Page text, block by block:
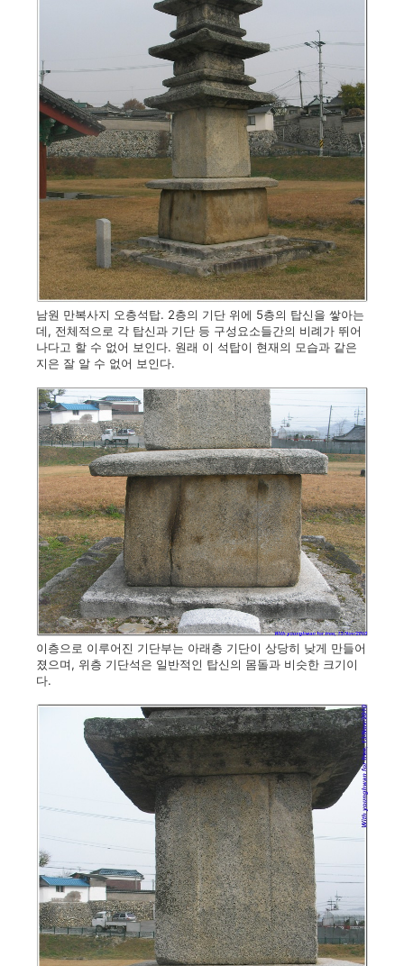
남원 만복사지 오층석탑. 2층의 기단 위에 5층의 탑신을 쌓아는
데, 전체적으로 각 탑신과 기단 등 구성요소들간의 비례가 뛰어
나다고 할 수 없어 보인다. 원래 이 석탑이 현재의 모습과 같은
지은 잘 알 수 없어 보인다.
이층으로 이루어진 기단부는 아래층 기단이 상당히 낮게 만들어
졌으며, 위층 기단석은 일반적인 탑신의 몸돌과 비슷한 크기이
다.